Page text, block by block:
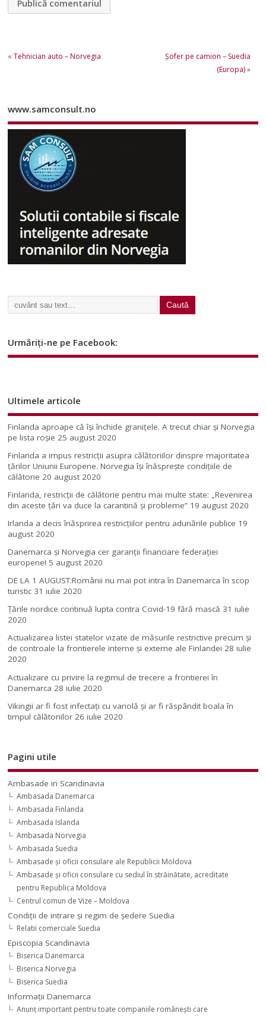
«Tehnician auto – Norvegia
Șofer pe camion – Suedia
(Europa)»
www.samconsult.no
Urmăriți-ne pe Facebook:
Ultimele articole
Finlanda aproape că își închide granițele. A trecut chiar și Norvegia
pe lista roșie 25 august 2020
Finlanda a impus restricţii asupra călătoriilor dinspre majoritatea
ţărilor Uniunii Europene. Norvegia își înăsprește condițiile de
călătorie 20 august 2020
Finlanda, restricţii de călătorie pentru mai multe state: „Revenirea
din aceste ţări va duce la carantină şi probleme” 19 august 2020
Irlanda a decis înăsprirea restricțiilor pentru adunările publice 19
august 2020
Danemarca și Norvegia cer garanții financiare federației
europene! 5 august 2020
DE LA 1 AUGUST:Românii nu mai pot intra în Danemarca în scop
turistic 31 iulie 2020
Țările nordice continuă lupta contra Covid-19 fără mască 31 iulie
2020
Actualizarea listei statelor vizate de măsurile restrictive precum și
de controale la frontierele interne și externe ale Finlandei 28 iulie
2020
Actualizare cu privire la regimul de trecere a frontierei în
Danemarca 28 iulie 2020
Vikingii ar fi fost infectaţi cu variolă şi ar fi răspândit boala în
timpul călătoriilor 26 iulie 2020
Pagini utile
Ambasade in Scandinavia
Ambasada Danemarca
Ambasada Finlanda
Ambasada Islanda
Ambasada Norvegia
Ambasada Suedia
Ambasade şi oficii consulare ale Republicii Moldova
Ambasade şi oficii consulare cu sediul în străinătate, acreditate
pentru Republica Moldova
Centrul comun de Vize – Moldova
Condiţii de intrare şi regim de şedere Suedia
Relatii comerciale Suedia
Episcopia Scandinavia
Biserica Danemarca
Biserica Norvegia
Biserica Suedia
Informaţii Danemarca
Anunţ important pentru toate companiile româneşti care